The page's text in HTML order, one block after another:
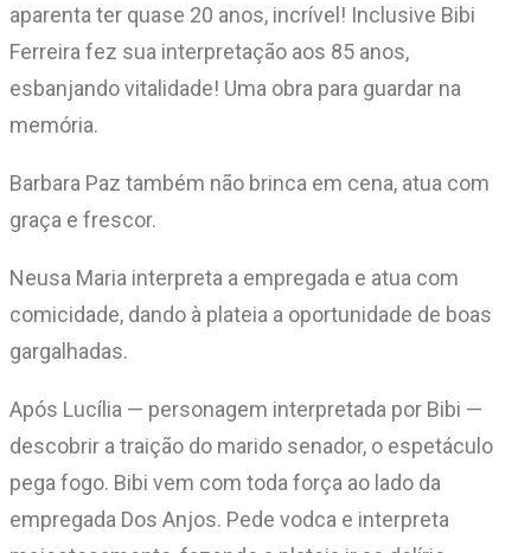
aparenta ter quase 20 anos, incrível! Inclusive Bibi
Ferreira fez sua interpretação aos 85 anos,
esbanjando vitalidade! Uma obra para guardar na
memória.
Barbara Paz também não brinca em cena, atua com
graça e frescor.
Neusa Maria interpreta a empregada e atua com
comicidade, dando à plateia a oportunidade de boas
gargalhadas.
Após Lucília — personagem interpretada por Bibi —
descobrir a traição do marido senador, o espetáculo
pega fogo. Bibi vem com toda força ao lado da
empregada Dos Anjos. Pede vodca e interpreta